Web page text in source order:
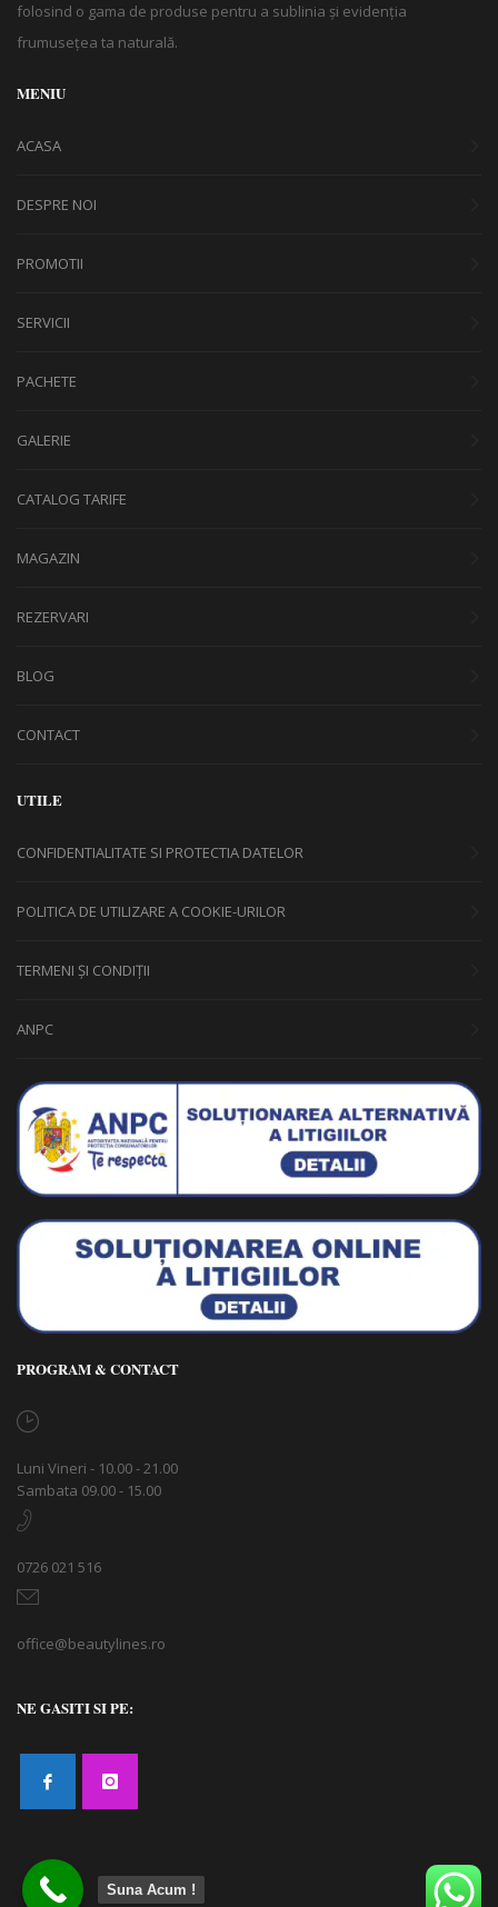
folosind o gama de produse pentru a sublinia și evidenția
frumusețea ta naturală.
MENIU
ACASA
DESPRE NOI
PROMOTII
SERVICII
PACHETE
GALERIE
CATALOG TARIFE
MAGAZIN
REZERVARI
BLOG
CONTACT
UTILE
CONFIDENTIALITATE SI PROTECTIA DATELOR
POLITICA DE UTILIZARE A COOKIE-URILOR
TERMENI ȘI CONDIȚII
ANPC
PROGRAM & CONTACT
Luni Vineri - 10.00 - 21.00
Sambata 09.00 - 15.00
0726 021 516
office@beautylines.ro
NE GASITI SI PE:
Suna Acum !